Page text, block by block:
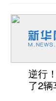
逆行
了2辆